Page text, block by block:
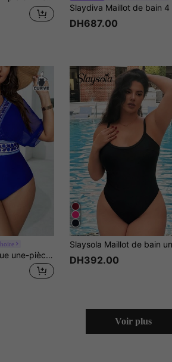
DH687.00
Swim Lushoire Tenue une-pièce plus grande taille pour l'été avec motif bleu et blanc vintage de porcelaine DH392.00
Voir plus